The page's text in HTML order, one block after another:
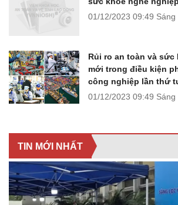
01/12/2023 09:49 Sáng
Rủi ro an toàn và sức
mới trong điều kiện
công nghiệp lần thứ
01/12/2023 09:49 Sáng
TIN MỚI NHẤT